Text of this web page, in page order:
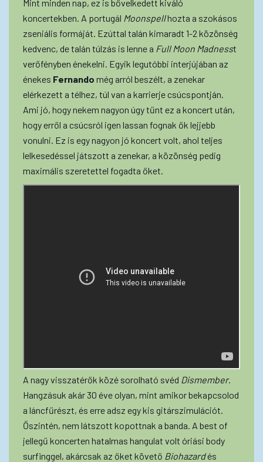
Mint minden nap, ez is bővelkedett kiváló
koncertekben. A portugál Moonspellhozta a szokásos
zseniális formáját. Ezúttal talán kimaradt 1-2 közönség
kedvenc, de talán túlzás is lenne a Full Moon Madnesst
verőfényben énekelni. Egyik legutóbbi interjújában az
énekes Fernando még arról beszélt, a zenekar
elérkezett a télhez, túl van a karrierje csúcspontján.
Ami jó, hogy nekem nagyon úgy tűnt ez a koncert után,
hogy erről a csúcsról igen lassan fognak ők lejjebb
vonulni. Ez is egy nagyon jó koncert volt, ahol teljes
lelkesedéssel játszott a zenekar, a közönség pedig
maximális szeretettel fogadta őket.
A nagy visszatérők közé sorolható svéd Dismember.
Hangzásuk akár 30 éve olyan, mint amikor bekapcsolod
a láncfűrészt, és erre adsz egy kis gitárszimulációt.
Őszintén, nem látszott kopottnak a banda. A best of
jellegű koncerten hatalmas hangulat volt óriási body
surfinggel, akárcsak az őket követő Biohazardés